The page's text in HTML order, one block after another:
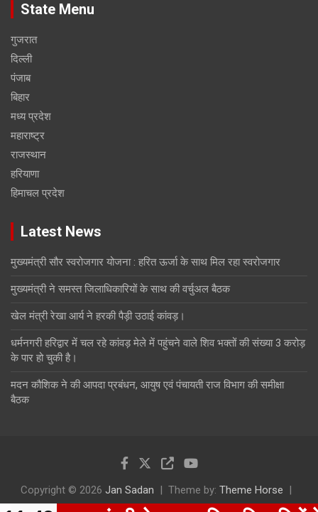
State Menu
गुजरात
दिल्ली
पंजाब
बिहार
मध्य प्रदेश
महाराष्ट्र
राजस्थान
हरियाणा
हिमाचल प्रदेश
Latest News
मुख्यमंत्री सौर स्वरोजगार योजना : हरित ऊर्जा के साथ मिल रहा स्वरोजगार
मुख्यमंत्री ने समस्त जिलाधिकारियों के साथ की वर्चुअल बैठक
खेल मंत्री रेखा आर्य ने हरकी पैड़ी उठाई कांवड़।
धर्मनगरी हरिद्वार में चल रहे कांवड़ मेले में पहुंचने वाले शिव भक्तों की संख्या 3 करोड़
के पार हो चुकी है।
मदन कौशिक ने की आपदा प्रबंधन, आयुष एवं पंचायती राज विभाग की समीक्षा
बैठक
Copyright © 2026 Jan Sadan Theme by: Theme Horse
Proudly Powered by:
WordPress